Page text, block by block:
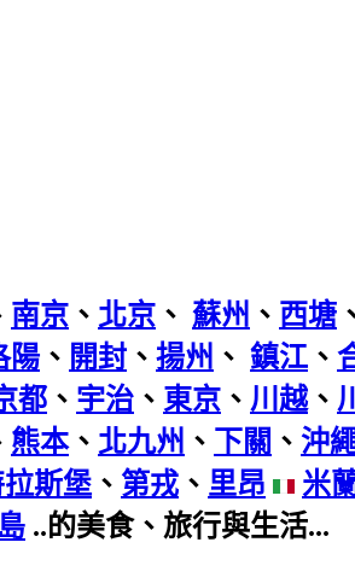
南京 、 北京 、 蘇州 、 西塘
陽 、 開封 、 揚州 、 鎮江 、
都 、 宇治 、 東京 、 川越 、
熊本、 北九州 、 下關 、 沖
拉斯堡 、 第戎 、 里昂 米
..的美食、旅行與生活...